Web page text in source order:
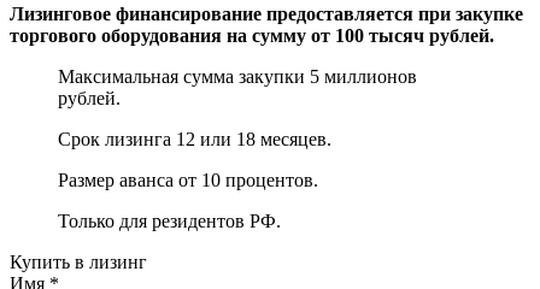
Лизинговое финансирование предоставляется при закупке
торгового оборудования на сумму от 100 тысяч рублей.
Максимальная сумма закупки 5 миллионов
рублей.
Срок лизинга 12 или 18 месяцев.
Размер аванса от 10 процентов.
Только для резидентов РФ.
Купить в лизинг
Имя *